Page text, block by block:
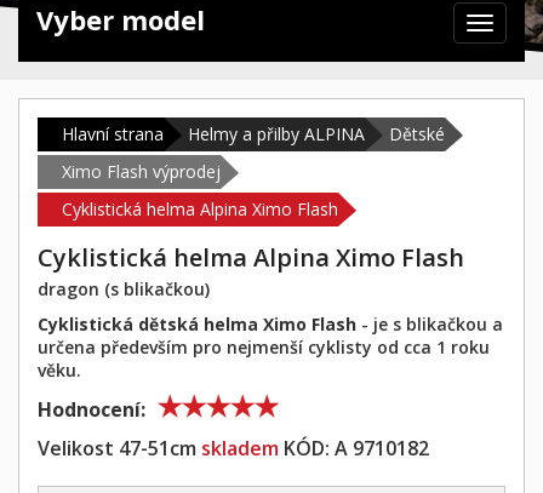
Zabrazit
navigaci
Vyber model
Hlavní strana Helmy a přilby ALPINA
Dětské
Ximo Flash výprodej
Cyklistická helma Alpina Ximo Flash
Cyklistická helma Alpina Ximo Flash
dragon (s blikačkou)
Cyklistická dětská helma Ximo Flash - je s blikačkou a
určena především pro nejmenší cyklisty od cca 1 roku
věku.
Hodnocení:
Velikost 47-51cm skladem KÓD: A 9710182